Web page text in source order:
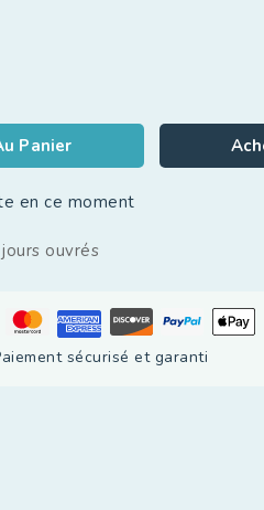
Panier
en ce moment
ouvrés
sécurisé et garanti